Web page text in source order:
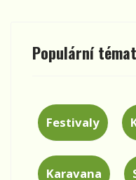
Populární
Festivaly
Karavana